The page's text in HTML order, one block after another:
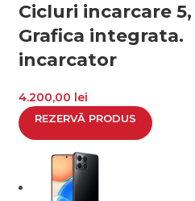
Cicluri incarcare 5,
Grafica integrata.
incarcator
4.200,00 lei
REZERVĂ PRODUS